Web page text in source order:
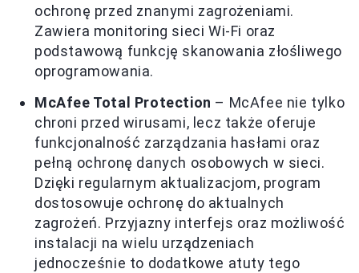
ochronę przed znanymi zagrożeniami.
Zawiera monitoring sieci Wi-Fi oraz
podstawową funkcję skanowania złośliwego
oprogramowania.
McAfee Total Protection – McAfee nie tylko
chroni przed wirusami, lecz także oferuje
funkcjonalność zarządzania hasłami oraz
pełną ochronę danych osobowych w sieci.
Dzięki regularnym aktualizacjom, program
dostosowuje ochronę do aktualnych
zagrożeń. Przyjazny interfejs oraz możliwość
instalacji na wielu urządzeniach
jednocześnie to dodatkowe atuty tego